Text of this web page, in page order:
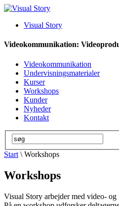
Visual Story
Videokommunikation:
Videokommunikation
Undervisningsmaterialer
Kurser
Workshops
Kunder
Nyheder
Kontakt
Start \ Workshops
Workshops
Visual Story arbejder med video-